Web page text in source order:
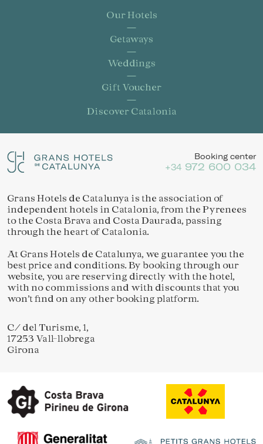
Our Hotels
Getaways
Weddings
Gift Voucher
Discover Catalonia
Booking center
+34 972 600 034
Grans Hotels de Catalunya is the association of
independent hotels in Catalonia, from the Pyrenees
to the Costa Brava and Costa Daurada, passing
through the heart of Catalonia.
At Grans Hotels de Catalunya, we guarantee you the
best price and conditions. By booking through our
website, you are reserving directly with the hotel,
with no commissions and with discounts that you
won’t find on any other booking platform.
C/ del Turisme, 1,
17253 Vall-llobrega
Girona
Save configuration Accept all